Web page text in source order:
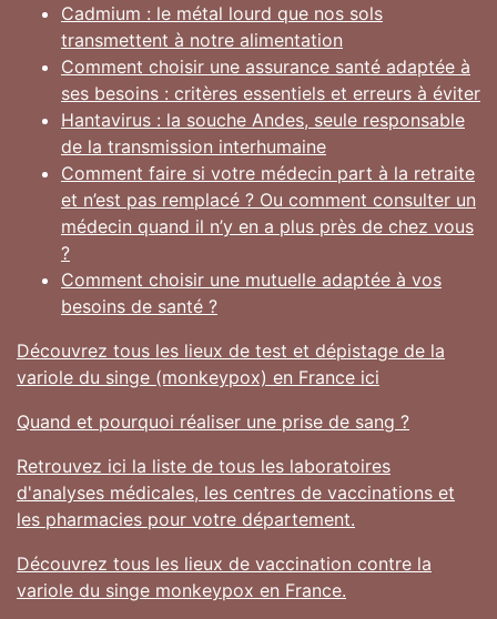
Cadmium : le métal lourd que nos sols
transmettent à notre alimentation
Comment choisir une assurance santé adaptée à
ses besoins : critères essentiels et erreurs à éviter
Hantavirus : la souche Andes, seule responsable
de la transmission interhumaine
Comment faire si votre médecin part à la retraite
et n’est pas remplacé ? Ou comment consulter un
médecin quand il n’y en a plus près de chez vous
?
Comment choisir une mutuelle adaptée à vos
besoins de santé ?
Découvrez tous les lieux de test et dépistage de la
variole du singe (monkeypox) en France ici
Quand et pourquoi réaliser une prise de sang ?
Retrouvez ici la liste de tous les laboratoires
d'analyses médicales, les centres de vaccinations et
les pharmacies pour votre département.
Découvrez tous les lieux de vaccination contre la
variole du singe monkeypox en France.